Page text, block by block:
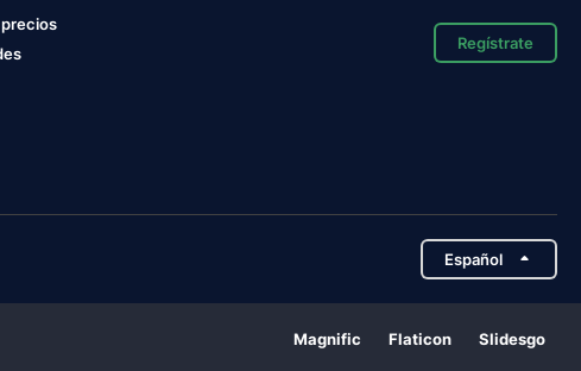
precios
Regístrate
Español
Magnific Flaticon Slidesgo